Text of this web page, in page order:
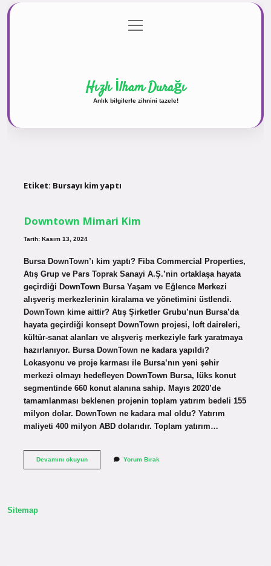
Gizlilik Politikası
menüyü
aç
Hızlı İlham Durağı
Anlık bilgilerle zihnini tazele!
Etiket: Bursayı kim yaptı
Downtown Mimari Kim
Tarih: Kasım 13, 2024
Bursa DownTown’ı kim yaptı? Fiba Commercial Properties,
Atış Grup ve Pars Toprak Sanayi A.Ş.’nin ortaklaşa hayata
geçirdiği DownTown Bursa Yaşam ve Eğlence Merkezi
alışveriş merkezlerinin kiralama ve yönetimini üstlendi.
DownTown kime aittir? Atış Şirketler Grubu’nun Bursa’da
hayata geçirdiği konsept DownTown projesi, loft daireleri,
kültür-sanat alanları ve alışveriş merkeziyle fark yaratmaya
hazırlanıyor. Bursa DownTown ne kadara yapıldı?
Lokasyonu ve proje karması ile Bursa’nın yeni şehir
merkezi olmayı hedefleyen DownTown Bursa, lüks konut
segmentinde 660 konut alanına sahip. Mayıs 2020’de
tamamlanması beklenen projenin toplam yatırım bedeli 155
milyon dolar. DownTown ne kadara mal oldu? Yatırım
maliyeti 400 milyon ABD dolarıdır. Toplam yatırım…
Devamını okuyunDowntown
Yorum Bırak
Sitemap